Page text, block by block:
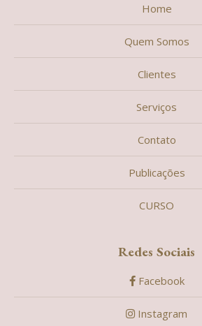
Home
Quem Somos
Clientes
Serviços
Contato
Publicações
CURSO
Redes Sociais
Facebook
Instagram